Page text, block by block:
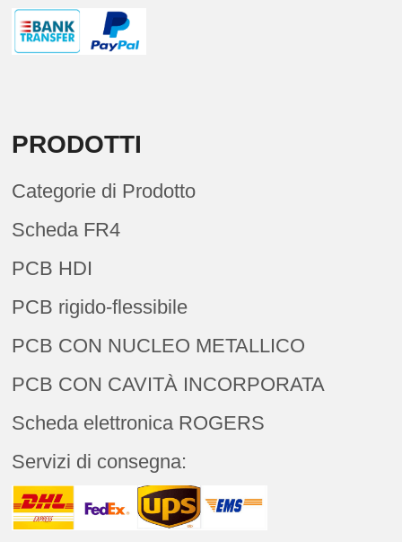
PRODOTTI
Categorie di Prodotto
Scheda FR4
PCB HDI
PCB rigido-flessibile
PCB CON NUCLEO METALLICO
PCB CON CAVITÀ INCORPORATA
Scheda elettronica ROGERS
Servizi di consegna: